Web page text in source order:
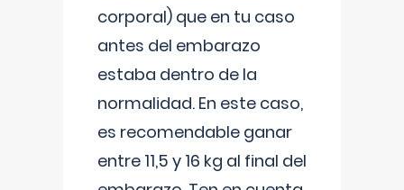
corporal) que en tu caso
antes del embarazo
estaba dentro de la
normalidad. En este caso,
es recomendable ganar
entre 11,5 y 16 kg al final del